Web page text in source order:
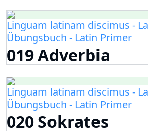
Linguam latinam discimus -
Übungsbuch - Latin Primer
019 Adverbia
Linguam latinam discimus -
Übungsbuch - Latin Primer
020 Sokrates